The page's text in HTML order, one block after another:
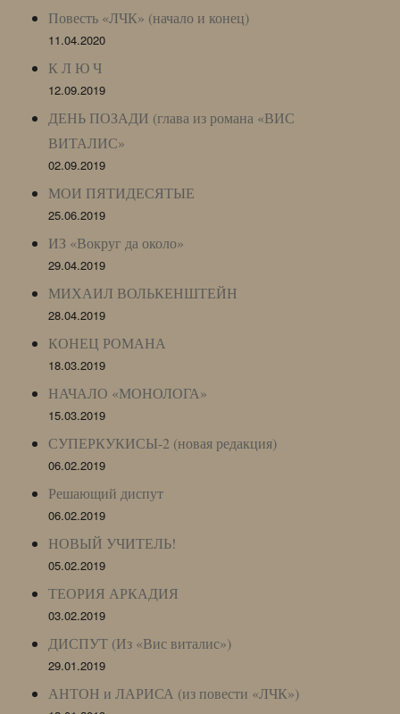
Повесть «ЛЧК» (начало и конец)
11.04.2020
К Л Ю Ч
12.09.2019
ДЕНЬ ПОЗАДИ (глава из романа «ВИС
ВИТАЛИС»
02.09.2019
МОИ ПЯТИДЕСЯТЫЕ
25.06.2019
ИЗ «Вокруг да около»
29.04.2019
МИХАИЛ ВОЛЬКЕНШТЕЙН
28.04.2019
КОНЕЦ РОМАНА
18.03.2019
НАЧАЛО «МОНОЛОГА»
15.03.2019
СУПЕРКУКИСЫ-2 (новая редакция)
06.02.2019
Решающий диспут
06.02.2019
НОВЫЙ УЧИТЕЛЬ!
05.02.2019
ТЕОРИЯ АРКАДИЯ
03.02.2019
ДИСПУТ (Из «Вис виталис»)
29.01.2019
АНТОН и ЛАРИСА (из повести «ЛЧК»)